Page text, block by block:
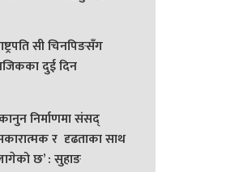
सी चिनपिङसँग
दुई दिन
निर्माणमा संसद्
र दृढताका साथ
छ’ : सुहाङ